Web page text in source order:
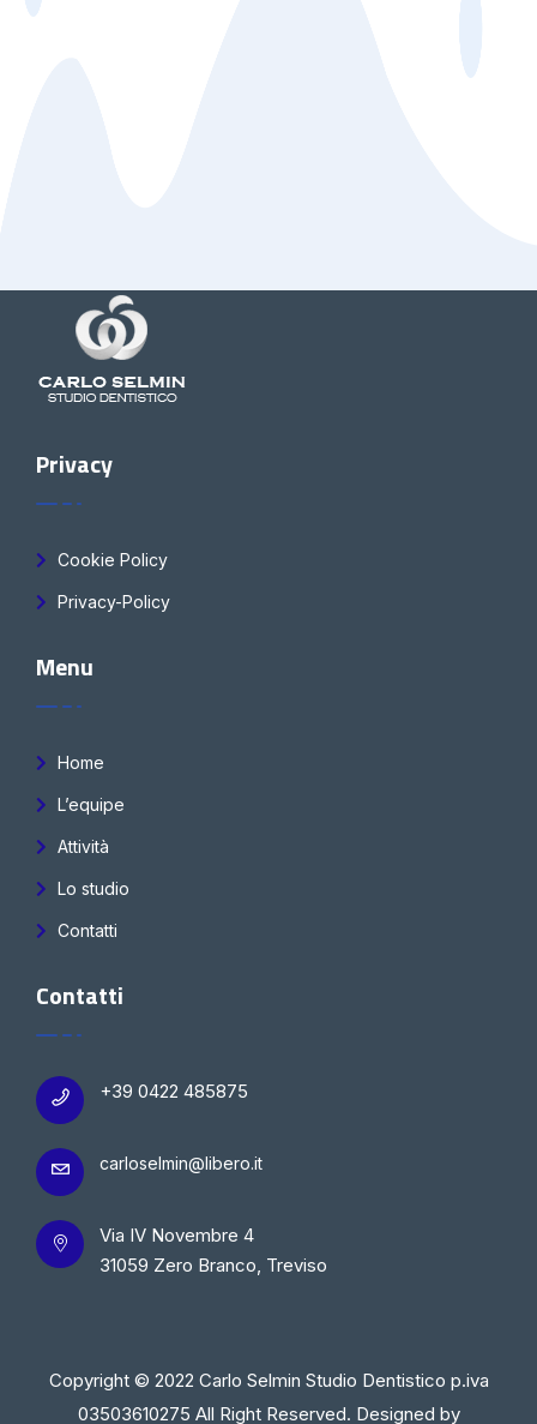
Privacy
Cookie Policy
Privacy-Policy
Menu
Home
L’equipe
Attività
Lo studio
Contatti
Contatti
+39 0422 485875
carloselmin@libero.it
Via IV Novembre 4
31059 Zero Branco, Treviso
Copyright © 2022 Carlo Selmin Studio Dentistico p.iva
03503610275 All Right Reserved. Designed by